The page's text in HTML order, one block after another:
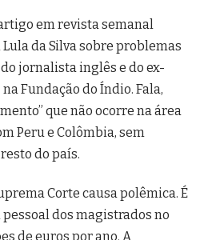
em revista semanal
da Silva sobre problemas
jornalista inglês e do ex-
Fundação do Índio. Fala,
que não ocorre na área
Peru e Colômbia, sem
do país.
Corte causa polêmica. É
dos magistrados no
de euros por ano. A